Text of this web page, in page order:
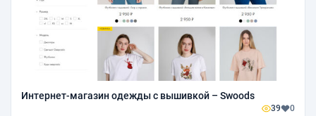
Интернет-магазин одежды с вышивкой – Swoods
39 0